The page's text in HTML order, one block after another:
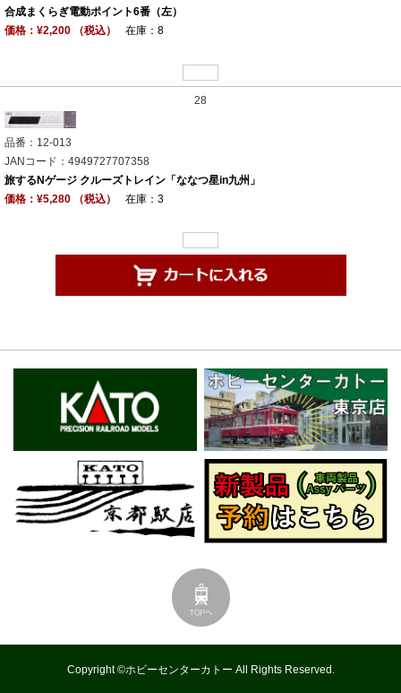
合成まくらぎ電動ポイント6番（左）
価格：¥2,200 （税込）
在庫：8
28
品番：12-013
JANコード：4949727707358
旅するNゲージ クルーズトレイン「ななつ星in九州」
価格：¥5,280 （税込）
在庫：3
Copyright ©ホビーセンターカトー All Rights Reserved.